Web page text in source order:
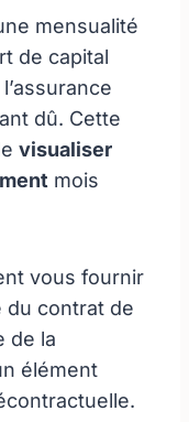
mensualité
de capital
dû. Cette
visualiser
mois
vous fournir
du contrat de
de la
élément